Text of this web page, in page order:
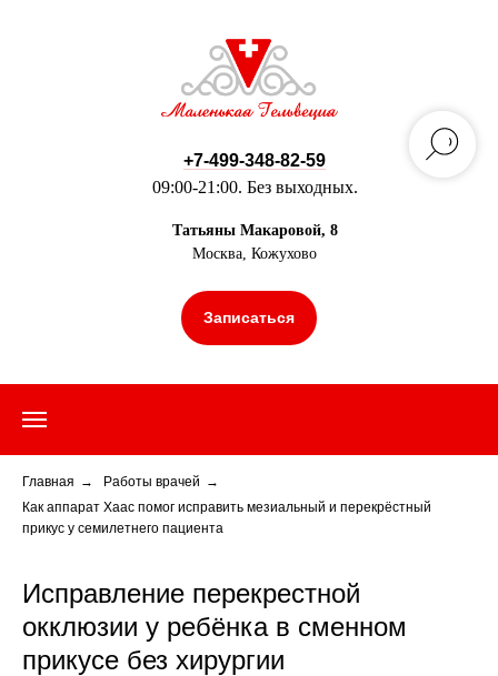
+7-499-348-82-59
09:00-21:00. Без выходных.
Татьяны Макаровой, 8
Москва, Кожухово
Записаться
Главная → Работы врачей →
Как аппарат Хаас помог исправить мезиальный и перекрёстный
прикус у семилетнего пациента
Исправление перекрестной
окклюзии у ребёнка в сменном
прикусе без хирургии